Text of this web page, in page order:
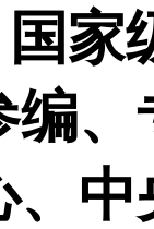
国家
、